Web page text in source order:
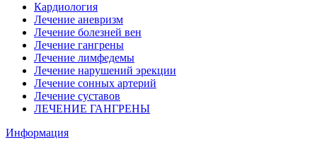
Кардиология
Лечение аневризм
Лечение болезней вен
Лечение гангрены
Лечение лимфедемы
Лечение нарушений эрекции
Лечение сонных артерий
Лечение суставов
ЛЕЧЕНИЕ ГАНГРЕНЫ
Информация